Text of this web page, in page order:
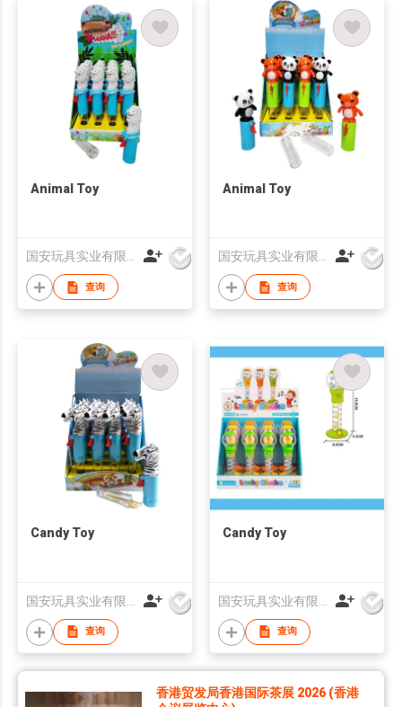
Animal Toy
国安玩具实业有限公司
查询
Animal Toy
国安玩具实业有限公司
查询
Candy Toy
查询
Candy Toy
查询
香港贸发局香港国际茶展 2026 (香港